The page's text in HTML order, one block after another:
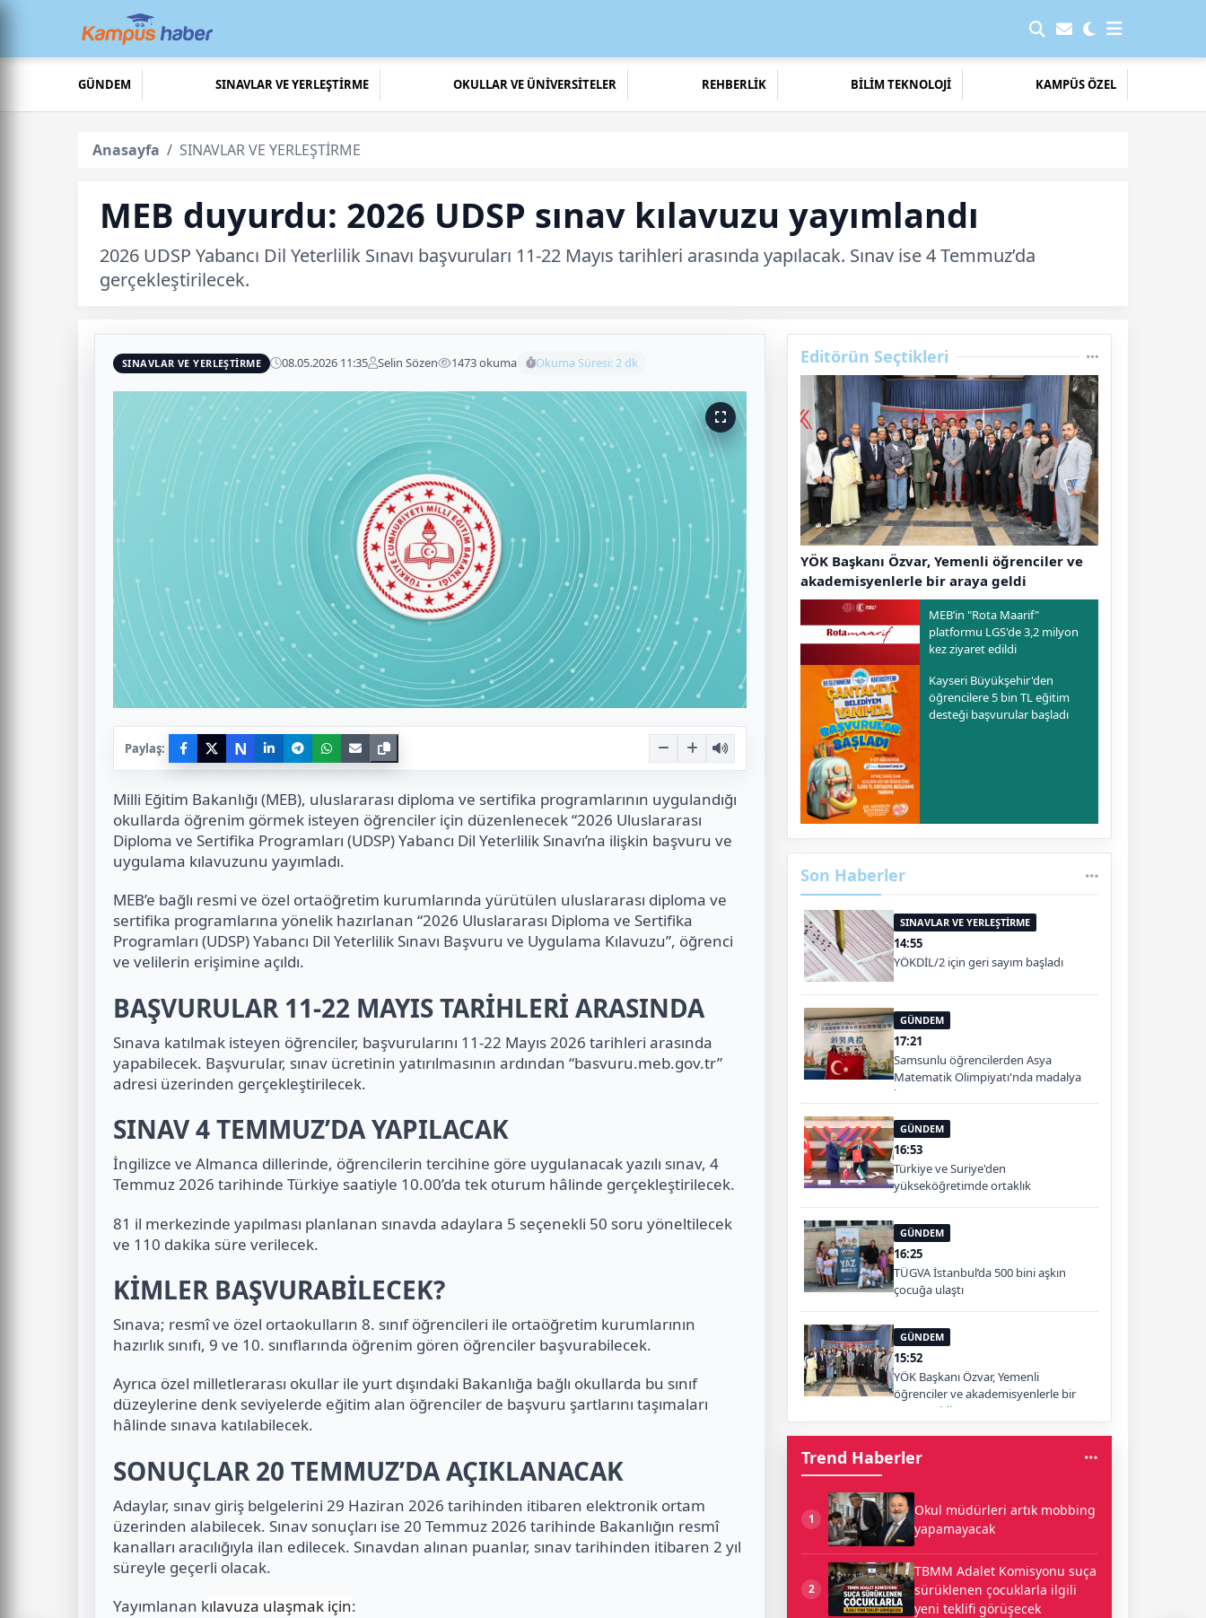
GÜNDEM SINAVLAR VE YERLEŞTİRME OKULLAR VE ÜNİVERSİTELER REHBERLİK BİLİM TEKNOLOJİ KAMPÜS ÖZEL
Anasayfa SINAVLAR VE YERLEŞTİRME
MEB duyurdu: 2026 UDSP sınav kılavuzu yayımlandı
2026 UDSP Yabancı Dil Yeterlilik Sınavı başvuruları 11-22 Mayıs tarihleri arasında yapılacak. Sınav ise 4 Temmuz’da
gerçekleştirilecek.
SINAVLAR VE YERLEŞTİRME 08.05.2026 11:35 Selin Sözen 1473 okuma Okuma Süresi: 2 dk
Paylaş: N
Milli Eğitim Bakanlığı (MEB), uluslararası diploma ve sertifika programlarının uygulandığı
okullarda öğrenim görmek isteyen öğrenciler için düzenlenecek “2026 Uluslararası
Diploma ve Sertifika Programları (UDSP) Yabancı Dil Yeterlilik Sınavı’na ilişkin başvuru ve
uygulama kılavuzunu yayımladı.
MEB’e bağlı resmi ve özel ortaöğretim kurumlarında yürütülen uluslararası diploma ve
sertifika programlarına yönelik hazırlanan “2026 Uluslararası Diploma ve Sertifika
Programları (UDSP) Yabancı Dil Yeterlilik Sınavı Başvuru ve Uygulama Kılavuzu”, öğrenci
ve velilerin erişimine açıldı.
BAŞVURULAR 11-22 MAYIS TARİHLERİ ARASINDA
Sınava katılmak isteyen öğrenciler, başvurularını 11-22 Mayıs 2026 tarihleri arasında
yapabilecek. Başvurular, sınav ücretinin yatırılmasının ardından “basvuru.meb.gov.tr”
adresi üzerinden gerçekleştirilecek.
SINAV 4 TEMMUZ’DA YAPILACAK
İngilizce ve Almanca dillerinde, öğrencilerin tercihine göre uygulanacak yazılı sınav, 4
Temmuz 2026 tarihinde Türkiye saatiyle 10.00’da tek oturum hâlinde gerçekleştirilecek.
81 il merkezinde yapılması planlanan sınavda adaylara 5 seçenekli 50 soru yöneltilecek
ve 110 dakika süre verilecek.
KİMLER BAŞVURABİLECEK?
Sınava; resmî ve özel ortaokulların 8. sınıf öğrencileri ile ortaöğretim kurumlarının
hazırlık sınıfı, 9 ve 10. sınıflarında öğrenim gören öğrenciler başvurabilecek.
Ayrıca özel milletlerarası okullar ile yurt dışındaki Bakanlığa bağlı okullarda bu sınıf
düzeylerine denk seviyelerde eğitim alan öğrenciler de başvuru şartlarını taşımaları
hâlinde sınava katılabilecek.
SONUÇLAR 20 TEMMUZ’DA AÇIKLANACAK
Adaylar, sınav giriş belgelerini 29 Haziran 2026 tarihinden itibaren elektronik ortam
üzerinden alabilecek. Sınav sonuçları ise 20 Temmuz 2026 tarihinde Bakanlığın resmî
kanalları aracılığıyla ilan edilecek. Sınavdan alınan puanlar, sınav tarihinden itibaren 2 yıl
süreyle geçerli olacak.
Yayımlanan kılavuza ulaşmak için:
Editörün Seçtikleri
YÖK Başkanı Özvar, Yemenli öğrenciler ve
akademisyenlerle bir araya geldi
MEB’in "Rota Maarif"
platformu LGS'de 3,2 milyon
kez ziyaret edildi
Kayseri Büyükşehir'den
öğrencilere 5 bin TL eğitim
desteği başvurular başladı
Son Haberler
SINAVLAR VE YERLEŞTİRME
14:55
YÖKDİL/2 için geri sayım başladı
GÜNDEM
17:21
Samsunlu öğrencilerden Asya
Matematik Olimpiyatı'nda madalya
başarısı
GÜNDEM
16:53
Türkiye ve Suriye'den
yükseköğretimde ortaklık
GÜNDEM
16:25
TÜGVA İstanbul’da 500 bini aşkın
çocuğa ulaştı
GÜNDEM
15:52
YÖK Başkanı Özvar, Yemenli
öğrenciler ve akademisyenlerle bir
araya geldi
Trend Haberler
1
Okul müdürleri artık mobbing
yapamayacak
2
TBMM Adalet Komisyonu suça
sürüklenen çocuklarla ilgili
yeni teklifi görüşecek